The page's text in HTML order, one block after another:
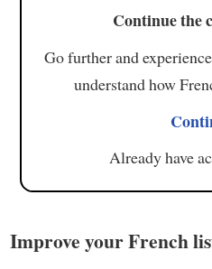
Continue the
Go further and
understand how
Already have
Improve your French